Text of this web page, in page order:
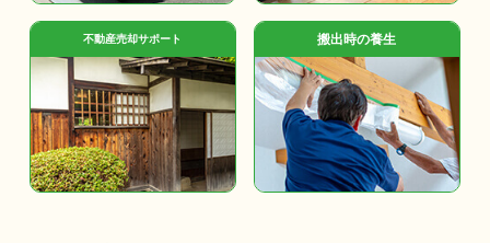
不動産売却サポート 搬出時の養生